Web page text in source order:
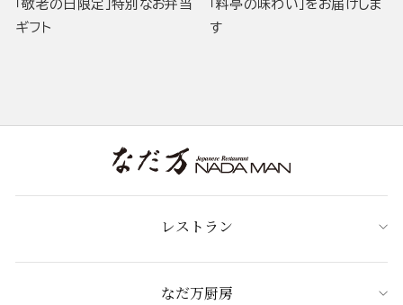
「敬老の日限定」特別なお弁当
ギフト
「料亭の味わい」をお届けしま
す
レストラン
なだ万厨房